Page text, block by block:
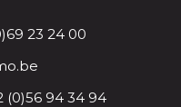
23 24 00
(0)56 94 34 94